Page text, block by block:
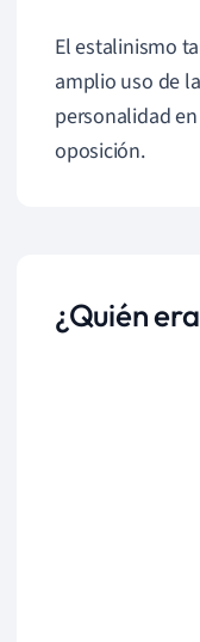
El estalinismo
amplio uso de
personalidad
oposición.
¿Quién